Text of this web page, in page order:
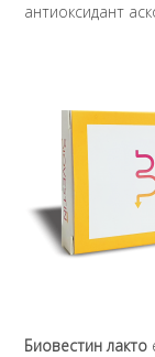
антиоксидант
Биовестин лакто